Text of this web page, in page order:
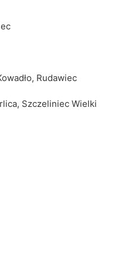
Rudawiec
Szczeliniec Wielki
Szczeliniec Wielki
Rudawiec
Szczeliniec Wielki